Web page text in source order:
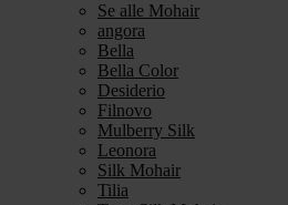
Se alle Mohair
angora
Bella
Bella Color
Desiderio
Filnovo
Mulberry Silk
Leonora
Silk Mohair
Tilia